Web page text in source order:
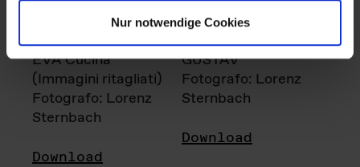
Nur notwendige Cookies
EVA Cucina
(Immagini ritagliati)
Fotografo: Lorenz
Sternbach
Download
GUSTAV
Fotografo: Lorenz
Sternbach
Download